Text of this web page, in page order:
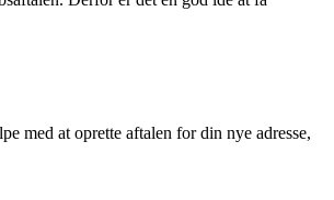
med at oprette aftalen for din nye adresse,